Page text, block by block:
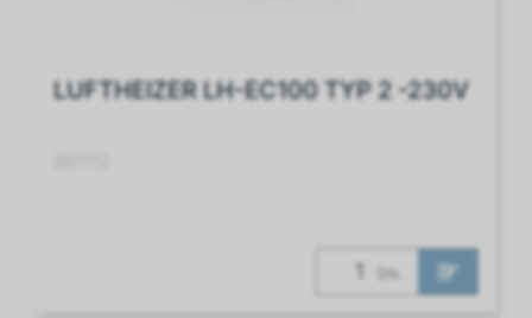
LUFTHEIZER LH-EC100 TYP 2 -230V
Stk.